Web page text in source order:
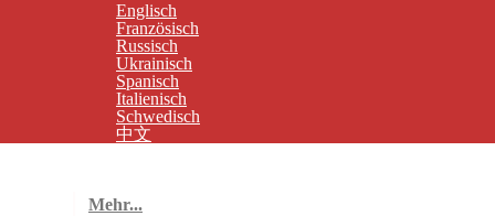
Englisch
Französisch
Russisch
Ukrainisch
Spanisch
Italienisch
Schwedisch
中文
Mehr...